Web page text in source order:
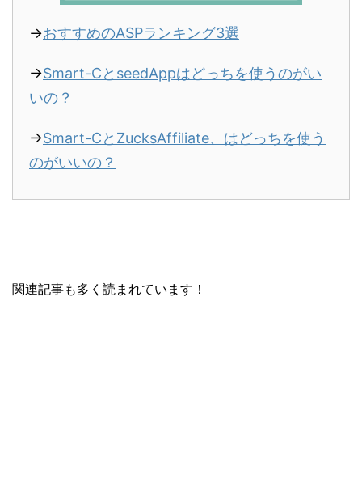
→おすすめのASPランキング3選
→Smart-CとseedAppはどっちを使うのがい
いの？
→Smart-CとZucksAffiliate、はどっちを使う
のがいいの？
関連記事も多く読まれています！